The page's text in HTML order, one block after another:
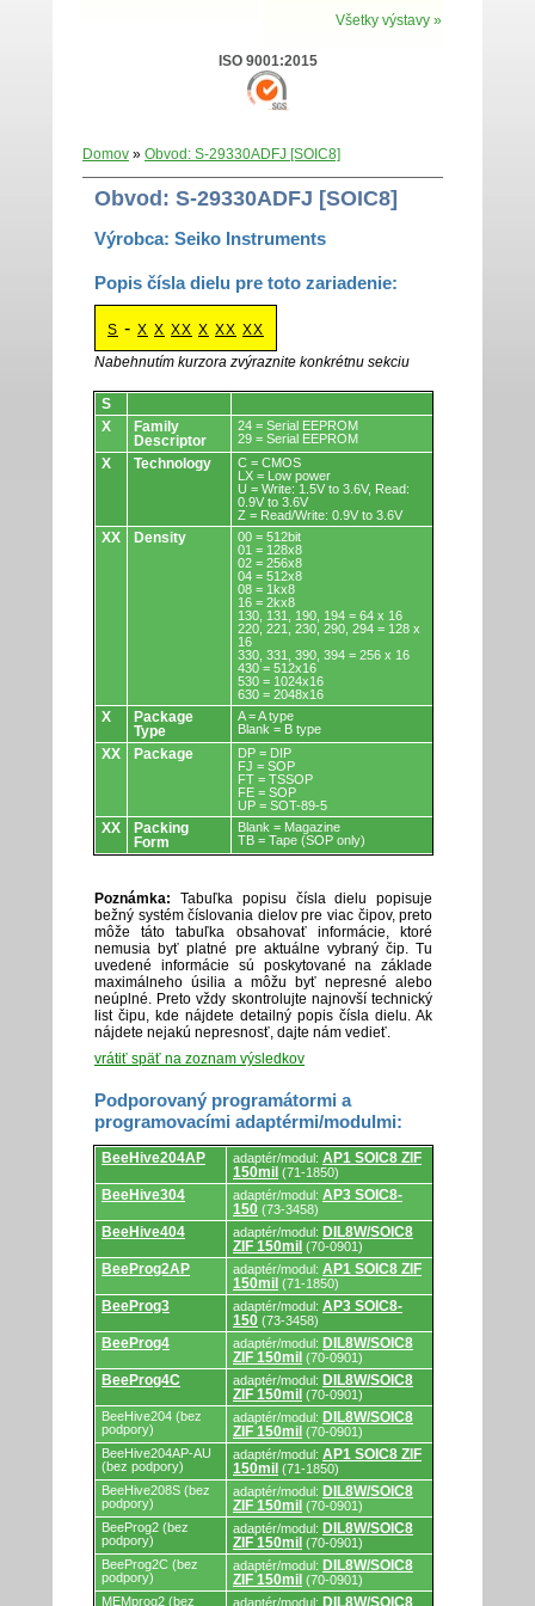
Všetky výstavy »
ISO 9001:2015
Domov » Obvod: S-29330ADFJ [SOIC8]
Obvod: S-29330ADFJ [SOIC8]
Výrobca: Seiko Instruments
Popis čísla dielu pre toto zariadenie:
S - X X XX X XX XX
Nabehnutím kurzora zvýraznite konkrétnu sekciu
Obvody.
S
X
Family
Descriptor
24 = Serial EEPROM
29 = Serial EEPROM
X Technology
C = CMOS
LX = Low power
U = Write: 1.5V to 3.6V, Read:
0.9V to 3.6V
Z = Read/Write: 0.9V to 3.6V
XX Density
00 = 512bit
01 = 128x8
02 = 256x8
04 = 512x8
08 = 1kx8
16 = 2kx8
130, 131, 190, 194 = 64 x 16
220, 221, 230, 290, 294 = 128 x
16
330, 331, 390, 394 = 256 x 16
430 = 512x16
530 = 1024x16
630 = 2048x16
X
Package
Type
A = A type
Blank = B type
XX Package
DP = DIP
FJ = SOP
FT = TSSOP
FE = SOP
UP = SOT-89-5
XX
Packing
Form
Blank = Magazine
TB = Tape (SOP only)
Poznámka: Tabuľka popisu čísla dielu popisuje
bežný systém číslovania dielov pre viac čipov, preto
môže táto tabuľka obsahovať informácie, ktoré
nemusia byť platné pre aktuálne vybraný čip. Tu
uvedené informácie sú poskytované na základe
maximálneho úsilia a môžu byť nepresné alebo
neúplné. Preto vždy skontrolujte najnovší technický
list čipu, kde nájdete detailný popis čísla dielu. Ak
nájdete nejakú nepresnosť, dajte nám vedieť.
vrátiť späť na zoznam výsledkov
Podporovaný programátormi a
programovacími adaptérmi/modulmi:
Podporovaný
programátormi
a
programovacími
BeeHive204AP adaptér/modul: AP1 SOIC8 ZIF
150mil (71-1850)
BeeHive304 adaptér/modul: AP3 SOIC8-
150 (73-3458)
BeeHive404 adaptér/modul: DIL8W/SOIC8
ZIF 150mil (70-0901)
BeeProg2AP adaptér/modul: AP1 SOIC8 ZIF
150mil (71-1850)
BeeProg3 adaptér/modul: AP3 SOIC8-
150 (73-3458)
BeeProg4 adaptér/modul: DIL8W/SOIC8
ZIF 150mil (70-0901)
BeeProg4C adaptér/modul: DIL8W/SOIC8
ZIF 150mil (70-0901)
BeeHive204 (bez
podpory)
adaptér/modul: DIL8W/SOIC8
ZIF 150mil (70-0901)
BeeHive204AP-AU
(bez podpory)
adaptér/modul: AP1 SOIC8 ZIF
150mil (71-1850)
BeeHive208S (bez
podpory)
adaptér/modul: DIL8W/SOIC8
ZIF 150mil (70-0901)
BeeProg2 (bez
podpory)
adaptér/modul: DIL8W/SOIC8
ZIF 150mil (70-0901)
BeeProg2C (bez
podpory)
adaptér/modul: DIL8W/SOIC8
ZIF 150mil (70-0901)
MEMprog2 (bez
adaptér/modul: DIL8W/SOIC8